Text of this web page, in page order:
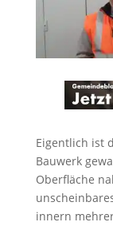
Eigentlich ist
Bauwerk
Oberfläche
innern